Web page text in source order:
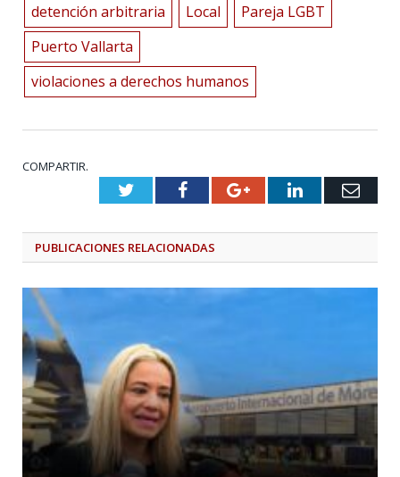
detención arbitraria Local
Pareja LGBT
Puerto Vallarta
violaciones a derechos humanos
COMPARTIR.
TwitterFacebookGoogle+LinkedIn
PUBLICACIONES RELACIONADAS